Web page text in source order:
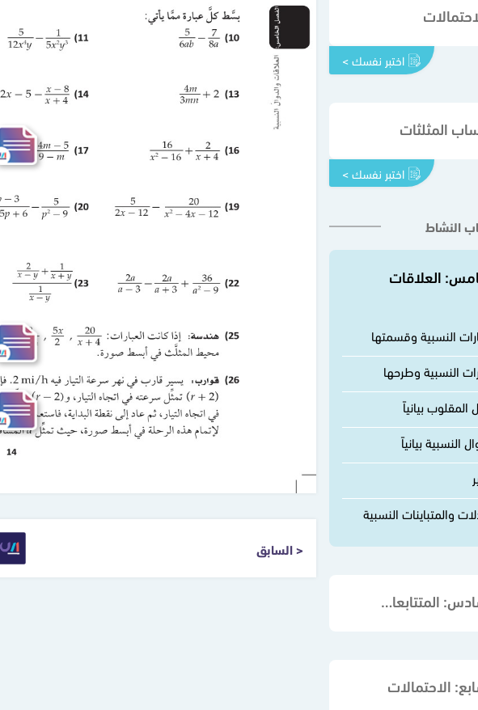
اختبر نفسك >
المثلثات
اختبر نفسك >
النشاط
العلاقات
نشاط الفصل السادس: المتتابعات والمتسلسلات
الاحتمالات
< السابق